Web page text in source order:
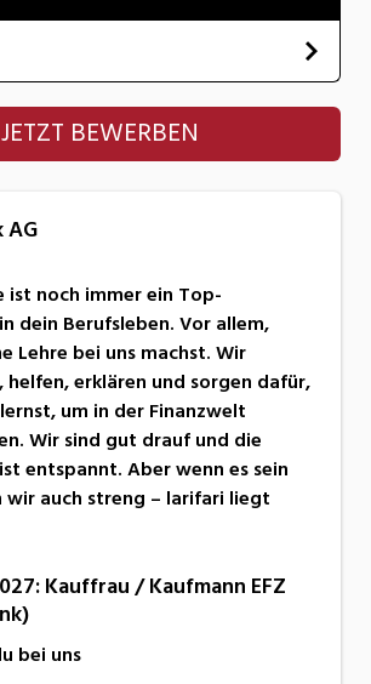
JETZT BEWERBEN
AG
ist noch immer ein Top-
dein Berufsleben. Vor allem,
Lehre bei uns machst. Wir
erklären und sorgen dafür,
um in der Finanzwelt
Wir sind gut drauf und die
entspannt. Aber wenn es sein
wir auch streng – larifari liegt
Kauffrau / Kaufmann EFZ
bei uns